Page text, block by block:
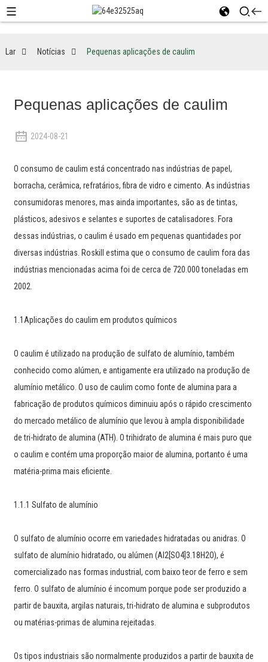
Lar Notícias Pequenas aplicações de caulim
Pequenas aplicações de caulim
2024-08-21
O consumo de caulim está concentrado nas indústrias de papel,
borracha, cerâmica, refratários, fibra de vidro e cimento. As indústrias
consumidoras menores, mas ainda importantes, são as de tintas,
plásticos, adesivos e selantes e suportes de catalisadores. Fora
dessas indústrias, o caulim é usado em pequenas quantidades por
diversas indústrias. Roskill estima que o consumo de caulim fora das
indústrias mencionadas acima foi de cerca de 720.000 toneladas em
2002.
1.1Aplicações do caulim em produtos químicos
O caulim é utilizado na produção de sulfato de alumínio, também
conhecido como alúmen, e antigamente era utilizado na produção de
alumínio metálico. O uso de caulim como fonte de alumina para a
fabricação de produtos químicos diminuiu após o rápido crescimento
do mercado metálico de alumínio que levou à ampla disponibilidade
de tri-hidrato de alumina (ATH). O trihidrato de alumina é mais puro que
o caulim e contém uma proporção maior de alumina, portanto é uma
matéria-prima mais eficiente.
1.1.1 Sulfato de alumínio
O sulfato de alumínio ocorre em variedades hidratadas ou anidras. O
sulfato de alumínio hidratado, ou alúmen (Al2[SO4]3.18H2O), é
comercializado nas formas industrial, com baixo teor de ferro e sem
ferro. O sulfato de alumínio é incomum porque pode ser produzido a
partir de bauxita, argilas naturais, tri-hidrato de alumina e subprodutos
ou matérias-primas de alumina rejeitadas.
Os tipos industriais são normalmente produzidos a partir de bauxita de